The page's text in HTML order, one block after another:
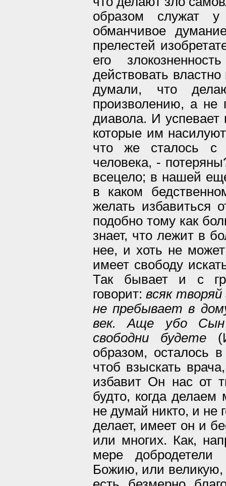
образом служат
обманчивое
прелестей
его
действовать
думали, что
произволению, а
диавола. И успевает
которые им
что же сталось с
человека, -
всецело; в нашей
в каком
желать избавиться
подобно тому как
знает, что лежит в
нее, и хоть не
имеет свободу
Так бывает и с
говорит:всяк
не пребывает в
век. Аще убо Сын
свободни будете
образом, осталось
чтоб взыскать
избавит Он нас от
будто, когда
не думай никто, и не
делает, имеет он и
или многих. Как,
мере добродетели
Божию, или